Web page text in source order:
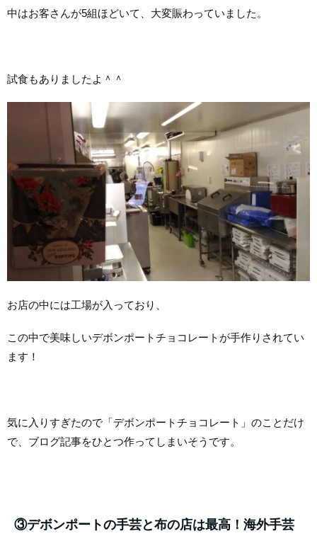
中はお客さんが5組ほどいて、大変賑わっていました。
試食もありましたよ＾＾
お店の中には工場が入っており、
この中で美味しいデボンポートチョコレートが手作りされてい
ます！
気に入りすぎたので「デボンポートチョコレート」のことだけ
で、ブログ記事をひとつ作ってしまいそうです。
③デボンポートの手芸と布の店は最高！海外手芸